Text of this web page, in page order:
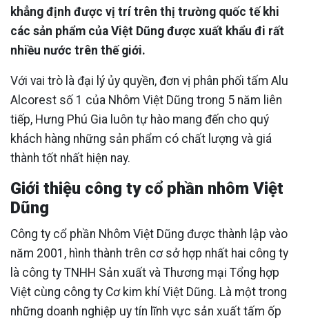
khẳng định được vị trí trên thị trường quốc tế khi
các sản phẩm của Việt Dũng được xuất khẩu đi rất
nhiều nước trên thế giới.
Với vai trò là đại lý ủy quyền, đơn vị phân phối tấm Alu
Alcorest số 1 của Nhôm Việt Dũng trong 5 năm liên
tiếp, Hưng Phú Gia luôn tự hào mang đến cho quý
khách hàng những sản phẩm có chất lượng và giá
thành tốt nhất hiện nay.
Giới thiệu công ty cổ phần nhôm Việt
Dũng
Công ty cổ phần Nhôm Việt Dũng được thành lập vào
năm 2001, hình thành trên cơ sở hợp nhất hai công ty
là công ty TNHH Sản xuất và Thương mại Tổng hợp
Việt cùng công ty Cơ kim khí Việt Dũng. Là một trong
những doanh nghiệp uy tín lĩnh vực sản xuất tấm ốp